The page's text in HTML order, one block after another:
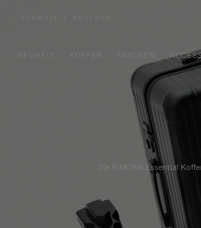
SCHWEIZ
AUS
DEUTSCH
NEUHEIT KOFFER TASCHEN
Die RIMOWA Essential